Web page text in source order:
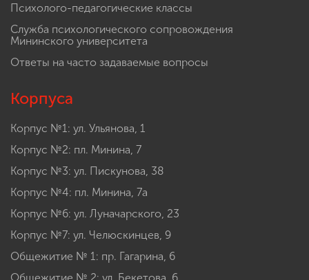
Психолого-педагогические классы
Служба психологического сопровождения
Мининского университета
Ответы на часто задаваемые вопросы
Корпуса
Корпус №1: ул. Ульянова, 1
Корпус №2: пл. Минина, 7
Корпус №3: ул. Пискунова, 38
Корпус №4: пл. Минина, 7а
Корпус №6: ул. Луначарского, 23
Корпус №7: ул. Челюскинцев, 9
Общежитие № 1: пр. Гагарина, 6